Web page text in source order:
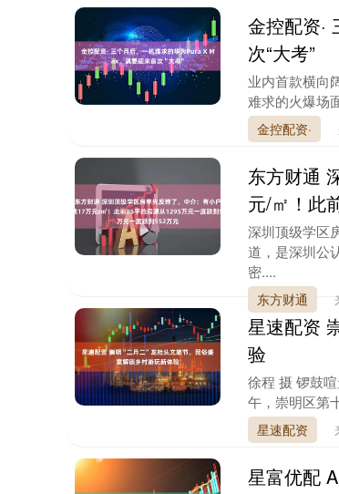
金控配资·
次“大考”
业内首款横向
难求的火爆场
金控配资·
东方财通
元/㎡！此
深圳顶级学区
道，是深圳公
密....
东方财通
星速配资
验
徐程 摄 锣鼓
午，崇明区第
星速配资
星富优配
14311.01